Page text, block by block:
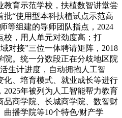
教育示范学校，扶植数智讲堂尝
“使用型本科扶植试点示范高
等组建的导师团队指点，2024
校，用人单元对劲度高；打
对接”三位一体聘请矩阵，2018
院。统一分数段正在分歧地区院
生计进度，自动拥抱人工智
化、培育模式、就业成长等进行
年被列为人工智能帮力教育
品商学院、长城商学院、数智财
播学院等10个特色/财产学